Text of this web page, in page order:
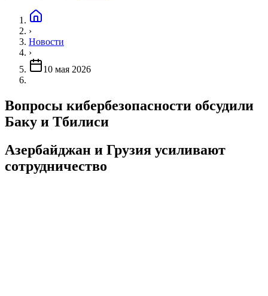
›
Новости
›
10 мая 2026
Вопросы кибербезопасности обсудили
Баку и Тбилиси
Азербайджан и Грузия усиливают
сотрудничество